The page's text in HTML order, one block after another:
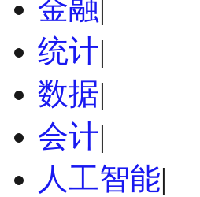
金融|
统计|
数据|
会计|
人工智能|